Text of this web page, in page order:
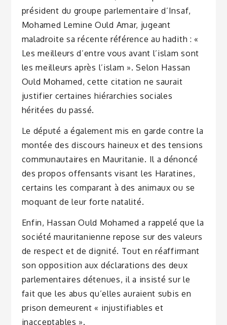
président du groupe parlementaire d’Insaf,
Mohamed Lemine Ould Amar, jugeant
maladroite sa récente référence au hadith : «
Les meilleurs d’entre vous avant l’islam sont
les meilleurs après l’islam ». Selon Hassan
Ould Mohamed, cette citation ne saurait
justifier certaines hiérarchies sociales
héritées du passé.
Le député a également mis en garde contre la
montée des discours haineux et des tensions
communautaires en Mauritanie. Il a dénoncé
des propos offensants visant les Haratines,
certains les comparant à des animaux ou se
moquant de leur forte natalité.
Enfin, Hassan Ould Mohamed a rappelé que la
société mauritanienne repose sur des valeurs
de respect et de dignité. Tout en réaffirmant
son opposition aux déclarations des deux
parlementaires détenues, il a insisté sur le
fait que les abus qu’elles auraient subis en
prison demeurent « injustifiables et
inacceptables ».